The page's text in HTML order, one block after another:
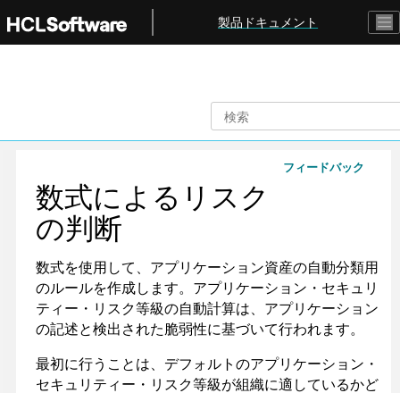
メインコンテンツにジャンプ
製品ドキュメント
フィードバック
数式によるリスク
の判断
数式を使用して、アプリケーション資産の自動分類用
のルールを作成します。アプリケーション・セキュリ
ティー・リスク等級の自動計算は、アプリケーション
の記述と検出された脆弱性に基づいて行われます。
最初に行うことは、デフォルトのアプリケーション・
セキュリティー・リスク等級が組織に適しているかど